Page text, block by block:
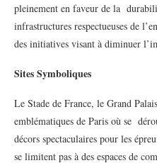
pleinement en faveur de la
infrastructures respectueuses de
des initiatives visant à diminuer
Sites Symboliques
Le Stade de France, le Grand
emblématiques de Paris où se
décors spectaculaires pour les
se limitent pas à des espaces de